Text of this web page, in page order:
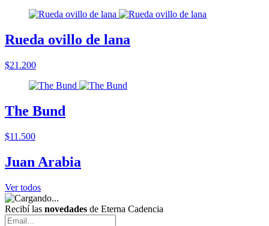
Rueda ovillo de lana
$21.200
The Bund
$11.500
Juan Arabia
Ver todos
Recibí las novedades de Eterna Cadencia